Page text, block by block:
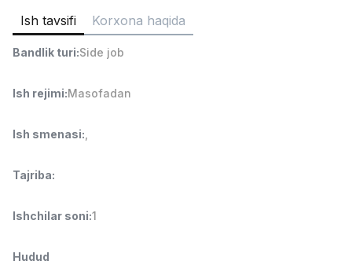
VITAREX
Side job
Ish joyidan
6,000,000 - 15,000,000 sum
Ombor yordamchisi
4,280,000 sum
Full time job
Ish joyidan
Yetkazib berish
Ish tavsifi Korxona haqida
Bandlik turi:Side job
Ish rejimi:Masofadan
Ish smenasi:
Tajriba:
Ishchilar soni:1
Hudud